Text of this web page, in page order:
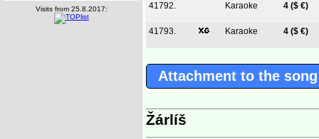
Visits from 25.8.2017: 41792. Karaoke 4 ($ €)
41793. Karaoke 4 ($ €)
Attachment to the song
Žárlíš